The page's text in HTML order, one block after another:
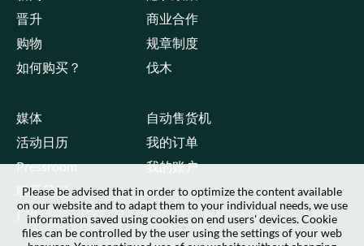
晋升
购物
如何购买？
商业合作
规章制度
伐木
媒体
活动日历
Pressroom
联系我们
广告
自动售货机
我的订单
我的账户
Please be advised that in order to optimize the content available
on our website and to adapt them to your individual needs, we use
information saved using cookies on end users' devices. Cookie
files can be controlled by the user using the settings of your web